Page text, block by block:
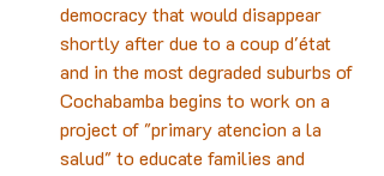
democracy that would disappear
shortly after due to a coup d'état
and in the most degraded suburbs of
Cochabamba begins to work on a
project of "primary atencion a la
salud" to educate families and